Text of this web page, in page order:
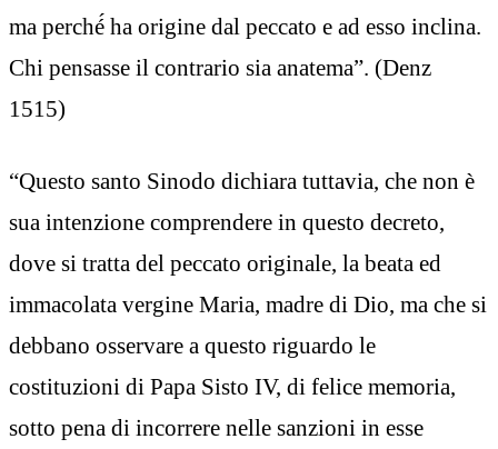
ma perché́ ha origine dal peccato e ad esso inclina.
Chi pensasse il contrario sia anatema”. (Denz
1515)
“Questo santo Sinodo dichiara tuttavia, che non è
sua intenzione comprendere in questo decreto,
dove si tratta del peccato originale, la beata ed
immacolata vergine Maria, madre di Dio, ma che si
debbano osservare a questo riguardo le
costituzioni di Papa Sisto IV, di felice memoria,
sotto pena di incorrere nelle sanzioni in esse